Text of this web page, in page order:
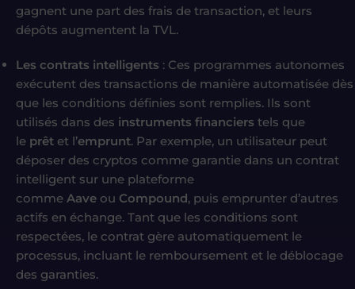
gagnent une part des frais de transaction, et leurs
dépôts augmentent la TVL.
Les contrats intelligents : Ces programmes autonomes
exécutent des transactions de manière automatisée dès
que les conditions définies sont remplies. Ils sont
utilisés dans des instruments financiers tels que
le prêt et l’emprunt. Par exemple, un utilisateur peut
déposer des cryptos comme garantie dans un contrat
intelligent sur une plateforme
comme Aave ou Compound, puis emprunter d’autres
actifs en échange. Tant que les conditions sont
respectées, le contrat gère automatiquement le
processus, incluant le remboursement et le déblocage
des garanties.